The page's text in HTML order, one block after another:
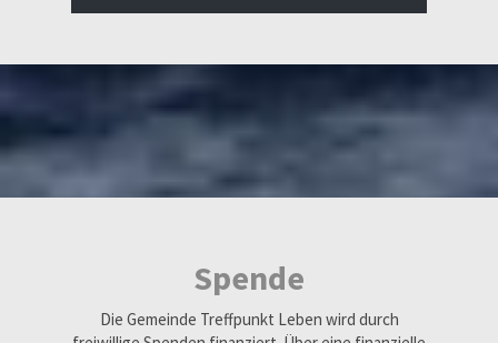
Spende
Die Gemeinde Treffpunkt Leben wird durch